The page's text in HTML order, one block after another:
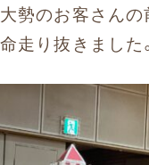
大勢のお客さん
命走り抜きました